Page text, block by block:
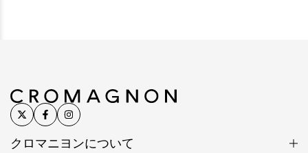
クロマニヨンについて